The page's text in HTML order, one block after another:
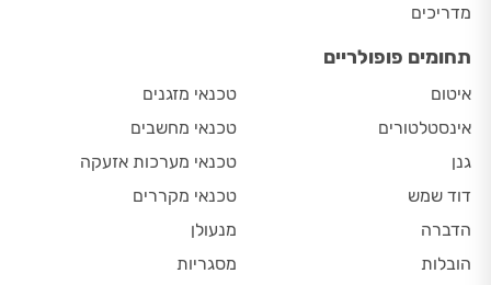
מדריכים
תחומים פופולריים
איטום
אינסטלטורים
גנן
דוד שמש
הדברה
הובלות
טכנאי מזגנים
טכנאי מחשבים
טכנאי מערכות אזעקה
טכנאי מקררים
מנעולן
מסגריות